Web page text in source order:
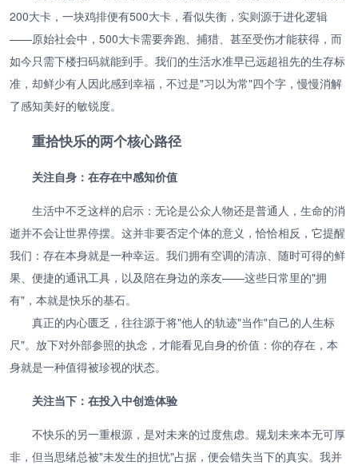
200大卡，一块鸡排便有500大卡，看似失衡，实则源于进化逻辑
——原始社会中，500大卡需要奔跑、捕猎、甚至受伤才能获得，而
如今只需下楼扫码就能到手。我们的生活水准早已远超祖先的生存标
准，却鲜少有人因此感到幸福，不过是"习以为常"四个字，慢慢消解
了感知美好的敏锐度。
重拾快乐的两个核心路径
关注自身：在存在中感知价值
生活中不乏这样的启示：无论是公众人物还是普通人，生命的消
逝并不会让世界停摆。这并非要否定个体的意义，恰恰相反，它提醒
我们：存在本身就是一种幸运。我们拥有空调的清凉、随时可得的鲜
果、便捷的通讯工具，以及陪在身边的亲友——这些日常里的"拥
有"，本就是快乐的基石。
真正的内心匮乏，往往源于将"他人的轨迹"当作"自己的人生标
尺"。放下对外部参照的执念，才能看见自身的价值：你的存在，本
身就是一种值得被珍视的状态。
关注当下：在投入中创造体验
不快乐的另一重根源，是对未来的过度焦虑。规划未来本无可厚
非，但当思绪总被"未发生的担忧"占据，便会错失当下的真实。我并